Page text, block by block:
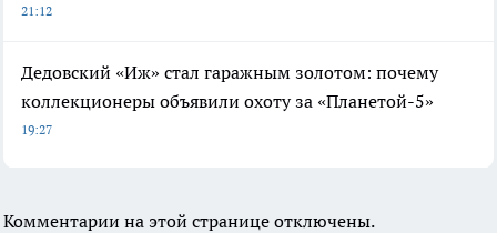
21:12
Дедовский «Иж» стал гаражным золотом: почему
коллекционеры объявили охоту за «Планетой-5»
19:27
Комментарии на этой странице отключены.